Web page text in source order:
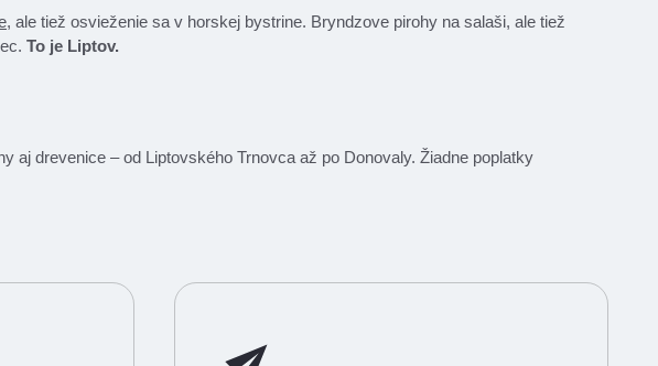
, ale tiež osvieženie sa v horskej bystrine. Bryndzove pirohy na salaši, ale tiež
To je Liptov.
aj drevenice – od Liptovského Trnovca až po Donovaly. Žiadne poplatky